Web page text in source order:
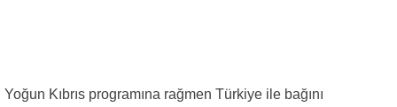
Yoğun Kıbrıs programına rağmen Türkiye ile bağını